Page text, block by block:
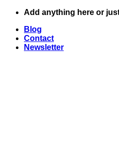
Skip
content
Add anything here or
Blog
Contact
Newsletter